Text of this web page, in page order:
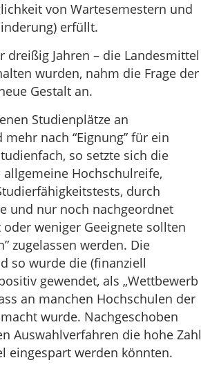
von Wartesemestern und
erfüllt.
Jahren – die Landesmittel
wurden, nahm die Frage der
Gestalt an.
Studienplätze an
nach “Eignung” für ein
so setzte sich die
Hochschulreife,
durch
und nur noch nachgeordnet
weniger Geeignete sollten
zugelassen werden. Die
so wurde die (finanziell
gewendet, als „Wettbewerb
an manchen Hochschulen der
wurde. Nachgeschoben
Auswahlverfahren die hohe Zahl
eingespart werden könnten.